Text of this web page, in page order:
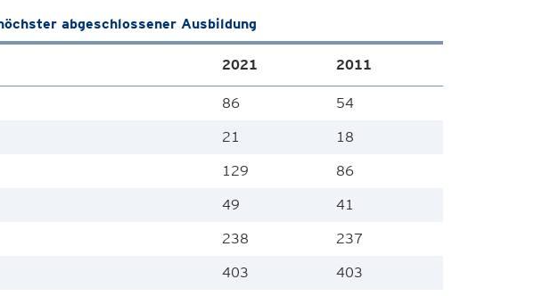
abgeschlossener Ausbildung
2021 2011
86
54
21
18
129
86
49
41
238
237
403
403